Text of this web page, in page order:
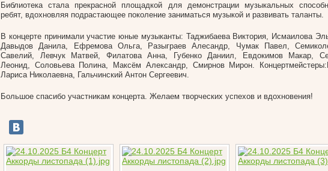
Библиотека стала прекрасной площадкой для демонстрации музыкальных
ребят, вдохновляя подрастающее поколение заниматься музыкой и развивать таланты.
В концерте принимали участие юные музыканты: Таджибаева Виктория, Исмаилова
Давыдов Данила, Ефремова Ольга, Разыграев Алесандр, Чумак Павел,
Савелий, Левчук Матвей, Филатова Анна, Губенко Даниил, Евдокимов Макар,
Леонид, Соловьева Полина, Максём Александр, Смирнов Мирон.
Лариса Николаевна, Гальчинский Антон Сергеевич.
Большое спасибо участникам концерта. Желаем творческих успехов и вдохновения!